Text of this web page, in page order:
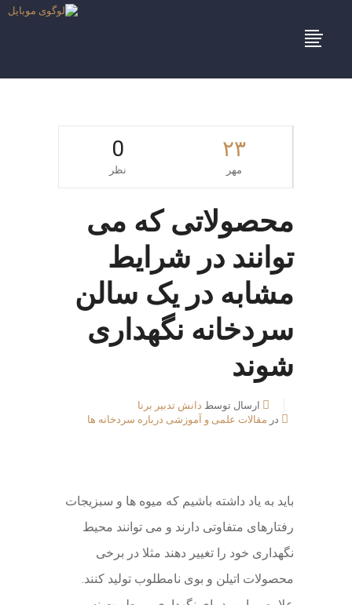
۲۳
مهر
0
نظر
محصولاتی که می
توانند در شرایط
مشابه در یک سالن
سردخانه نگهداری
شوند
ارسال توسط دانش تدبیر برنا
در مقالات علمی و آموزشی درباره سردخانه ها
باید به یاد داشته باشیم که میوه ها و سبزیجات
رفتارهای متفاوتی دارند و می توانند محیط
نگهداری خود را تغییر دهند مثلا در برخی
محصولات اتیلن و بوی نامطلوب تولید کنند.